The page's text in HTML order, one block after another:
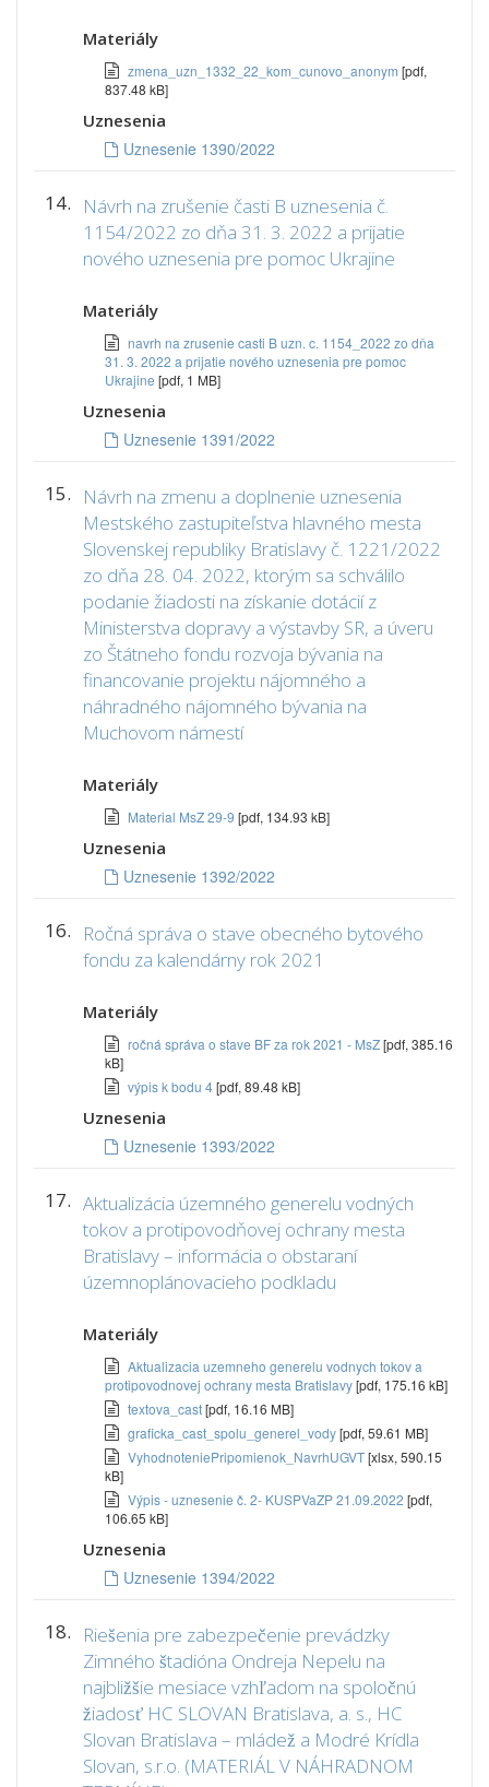
Materiály
zmena_uzn_1332_22_kom_cunovo_anonym [pdf,
837.48 kB]
Uznesenia
Uznesenie 1390/2022
14.
Návrh na zrušenie časti B uznesenia č.
1154/2022 zo dňa 31. 3. 2022 a prijatie
nového uznesenia pre pomoc Ukrajine
Materiály
navrh na zrusenie casti B uzn. c. 1154_2022 zo dňa
31. 3. 2022 a prijatie nového uznesenia pre pomoc
Ukrajine [pdf, 1 MB]
Uznesenia
Uznesenie 1391/2022
15.
Návrh na zmenu a doplnenie uznesenia
Mestského zastupiteľstva hlavného mesta
Slovenskej republiky Bratislavy č. 1221/2022
zo dňa 28. 04. 2022, ktorým sa schválilo
podanie žiadosti na získanie dotácií z
Ministerstva dopravy a výstavby SR, a úveru
zo Štátneho fondu rozvoja bývania na
financovanie projektu nájomného a
náhradného nájomného bývania na
Muchovom námestí
Materiály
Material MsZ 29-9 [pdf, 134.93 kB]
Uznesenia
Uznesenie 1392/2022
16.
Ročná správa o stave obecného bytového
fondu za kalendárny rok 2021
Materiály
ročná správa o stave BF za rok 2021 - MsZ[pdf, 385.16
kB]
výpis k bodu 4[pdf, 89.48 kB]
Uznesenia
Uznesenie 1393/2022
17. Aktualizácia územného generelu vodných
tokov a protipovodňovej ochrany mesta
Bratislavy – informácia o obstaraní
územnoplánovacieho podkladu
Materiály
Aktualizacia uzemneho generelu vodnych tokov a
protipovodnovej ochrany mesta Bratislavy[pdf, 175.16 kB]
textova_cast[pdf, 16.16 MB]
graficka_cast_spolu_generel_vody[pdf, 59.61 MB]
VyhodnoteniePripomienok_NavrhUGVT[xlsx, 590.15
kB]
Výpis - uznesenie č. 2- KUSPVaZP 21.09.2022 [pdf,
106.65 kB]
Uznesenia
Uznesenie 1394/2022
18.
Riešenia pre zabezpečenie prevádzky
Zimného štadióna Ondreja Nepelu na
najbližšie mesiace vzhľadom na spoločnú
žiadosť HC SLOVAN Bratislava, a. s., HC
Slovan Bratislava – mládež a Modré Krídla
Slovan, s.r.o. (MATERIÁL V NÁHRADNOM